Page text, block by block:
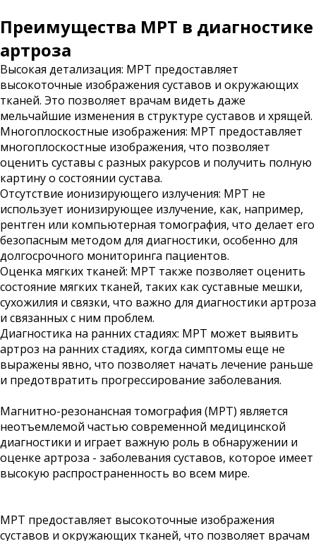
Преимущества МРТ в диагностике
артроза
Высокая детализация: МРТ предоставляет
высокоточные изображения суставов и окружающих
тканей. Это позволяет врачам видеть даже
мельчайшие изменения в структуре суставов и хрящей.
Многоплоскостные изображения: МРТ предоставляет
многоплоскостные изображения, что позволяет
оценить суставы с разных ракурсов и получить полную
картину о состоянии сустава.
Отсутствие ионизирующего излучения: МРТ не
использует ионизирующее излучение, как, например,
рентген или компьютерная томография, что делает его
безопасным методом для диагностики, особенно для
долгосрочного мониторинга пациентов.
Оценка мягких тканей: МРТ также позволяет оценить
состояние мягких тканей, таких как суставные мешки,
сухожилия и связки, что важно для диагностики артроза
и связанных с ним проблем.
Диагностика на ранних стадиях: МРТ может выявить
артроз на ранних стадиях, когда симптомы еще не
выражены явно, что позволяет начать лечение раньше
и предотвратить прогрессирование заболевания.
Магнитно-резонансная томография (МРТ) является
неотъемлемой частью современной медицинской
диагностики и играет важную роль в обнаружении и
оценке артроза - заболевания суставов, которое имеет
высокую распространенность во всем мире.
МРТ предоставляет высокоточные изображения
суставов и окружающих тканей, что позволяет врачам